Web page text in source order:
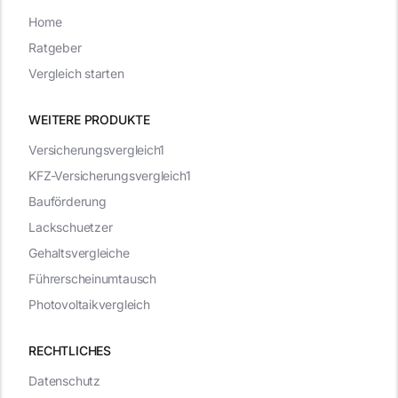
WEITERE PRODUKTE
RECHTLICHES
Datenschutz
Versicherungsvergleich1
KFZ-Versicherungsvergleich1
Bauförderung
Lackschuetzer
Gehaltsvergleiche
Führerscheinumtausch
Photovoltaikvergleich
Home
Ratgeber
Vergleich starten